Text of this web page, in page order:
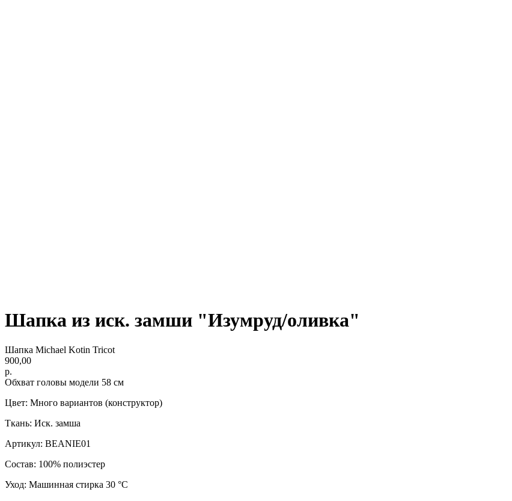
Шапка из иск. замши "Изумруд/оливка"
Шапка Michael Kotin Tricot
900,00
р.
Обхват головы модели 58 см
Цвет: Много вариантов (конструктор)
Ткань: Иск. замша
Артикул: BEANIE01
Состав: 100% полиэстер
Уход: Машинная стирка 30 °C